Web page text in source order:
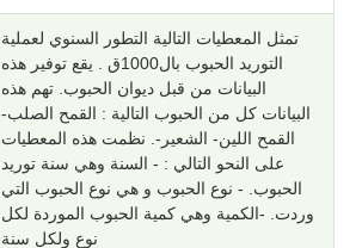
تمثل المعطيات التالية التطور السنوي لعملية
التوريد الحبوب بال1000ق . يقع توفير هذه
البيانات من قبل ديوان الحبوب. تهم هذه
البيانات كل من الحبوب التالية : القمح الصلب-
القمح اللين- الشعير-. نظمت هذه المعطيات
على النحو التالي : - السنة وهي سنة توريد
الحبوب. - نوع الحبوب و هي نوع الحبوب التي
وردت. -الكمية وهي كمية الحبوب الموردة لكل
نوع ولكل سنة